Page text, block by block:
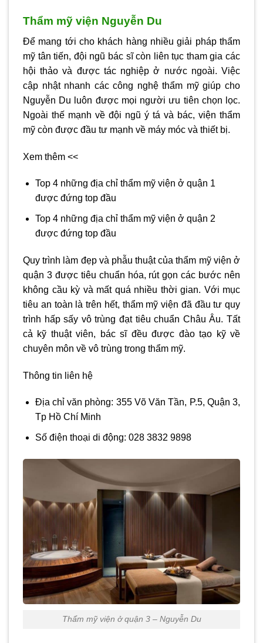
Thẩm mỹ viện Nguyễn Du
Để mang tới cho khách hàng nhiều giải pháp thẩm
mỹ tân tiến, đội ngũ bác sĩ còn liên tục tham gia các
hội thảo và được tác nghiệp ở nước ngoài. Việc
cập nhật nhanh các công nghệ thẩm mỹ giúp cho
Nguyễn Du luôn được mọi người ưu tiên chọn lọc.
Ngoài thế mạnh về đội ngũ ý tá và bác, viện thẩm
mỹ còn được đầu tư mạnh về máy móc và thiết bị.
Xem thêm <<
Top 4 những địa chỉ thẩm mỹ viện ở quận 1
được đứng top đầu
Top 4 những địa chỉ thẩm mỹ viện ở quận 2
được đứng top đầu
Quy trình làm đẹp và phẫu thuật củathẩm mỹ viện ở
quận 3 được tiêu chuẩn hóa, rút gọn các bước nên
không cầu kỳ và mất quá nhiều thời gian. Với mục
tiêu an toàn là trên hết, thẩm mỹ viện đã đầu tư quy
trình hấp sấy vô trùng đạt tiêu chuẩn Châu Âu. Tất
cả kỹ thuật viên, bác sĩ đều được đào tạo kỹ về
chuyên môn về vô trùng trong thẩm mỹ.
Thông tin liên hệ
Địa chỉ văn phòng: 355 Võ Văn Tần, P.5, Quận 3,
Tp Hồ Chí Minh
Số điện thoại di động: 028 3832 9898
Thẩm mỹ viện ở quận 3 – Nguyễn Du